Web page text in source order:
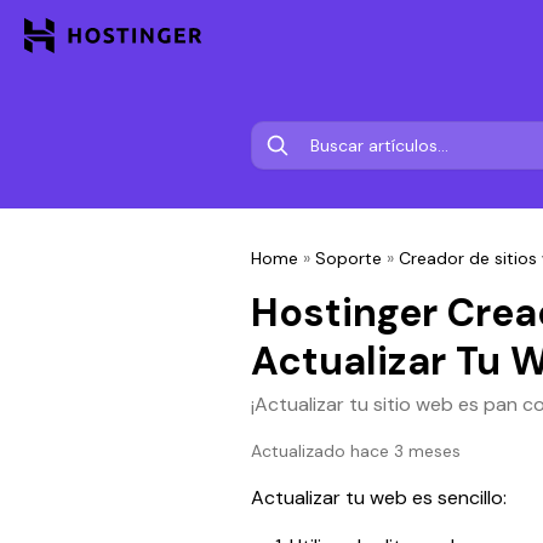
Home » Soporte » Creador de sitios
Hostinger
Actualizar Tu
¡Actualizar tu sitio web es pan
Actualizado hace 3 meses
Actualizar tu web es sencillo: